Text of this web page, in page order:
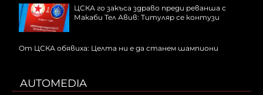
ЦСКА го закъса здраво преди реванша с
Макаби Тел Авив: Титуляр се контузи
От ЦСКА обявиха: Целта ни е да станем шампиони
AUTOMEDIA